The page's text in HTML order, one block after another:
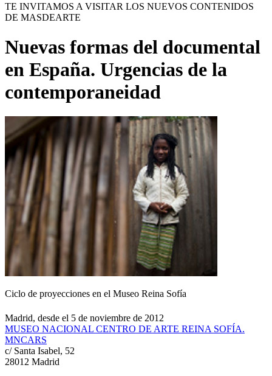
TE INVITAMOS A VISITAR LOS NUEVOS CONTENIDOS
DE MASDEARTE
Nuevas formas del documental
en España. Urgencias de la
contemporaneidad
Ciclo de proyecciones en el Museo Reina Sofía
Madrid, desde el 5 de noviembre de 2012
MUSEO NACIONAL CENTRO DE ARTE REINA SOFÍA.
MNCARS
c/ Santa Isabel, 52
28012 Madrid